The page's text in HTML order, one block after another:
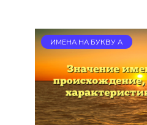
ИМЕНА НА БУКВУ А